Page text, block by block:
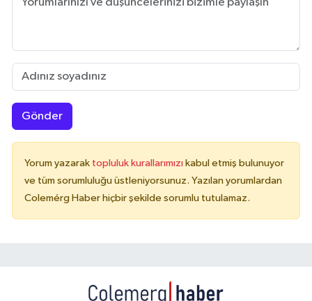
Gönder
Yorum yazarak topluluk kurallarımızı kabul etmiş bulunuyor
ve tüm sorumluluğu üstleniyorsunuz. Yazılan yorumlardan
Colemérg Haber hiçbir şekilde sorumlu tutulamaz.